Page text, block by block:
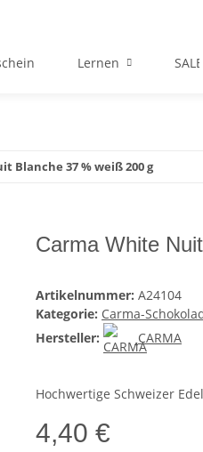
Lernen SALE
Blanche 37 % weiß 200 g
Carma White
Artikelnummer: A24104
Kategorie: Carma-
Hersteller:
CARMA
Hochwertige Schweizer
4,40 €